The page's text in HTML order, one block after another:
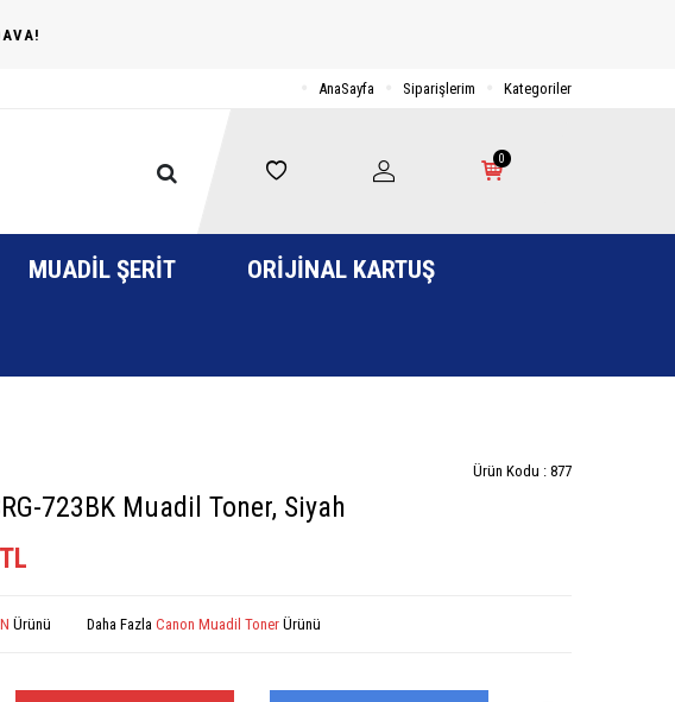
AnaSayfa Siparişlerim Kategoriler
0
MUADIL ŞERIT ORIJINAL KARTUŞ
Ürün Kodu : 877
723BK Muadil Toner, Siyah
TL
Ürünü Daha Fazla Canon Muadil Toner Ürünü